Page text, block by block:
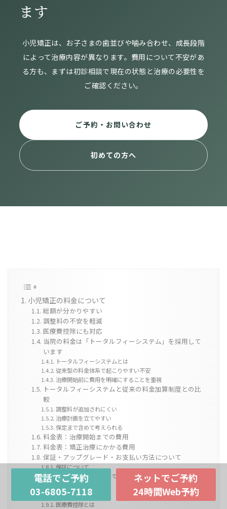
ます
小児矯正は、お子さまの歯並びや噛み合わせ、成長段階
によって治療内容が異なります。費用について不安があ
る方も、まずは初診相談で現在の状態と治療の必要性を
ご確認ください。
ご予約・お問い合わせ
初めての方へ
小児矯正の料金について
総額が分かりやすい
調整料の不安を軽減
医療費控除にも対応
当院の料金は「トータルフィーシステム」を採用して
います
トータルフィーシステムとは
従来型の料金体系で起こりやすい不安
治療開始前に費用を明確にすることを重視
トータルフィーシステムと従来の料金加算制度との比
較
調整料が追加されにくい
治療計画を立てやすい
保定まで含めて考えられる
料金表：治療開始までの費用
料金表：矯正治療にかかる費用
保証・アップグレード・お支払い方法について
保証について
アップグレードについて
お支払い方法について
医療費控除について
医療費控除とは
電話でご予約
03-6805-7118
ネットでご予約
24時間Web予約